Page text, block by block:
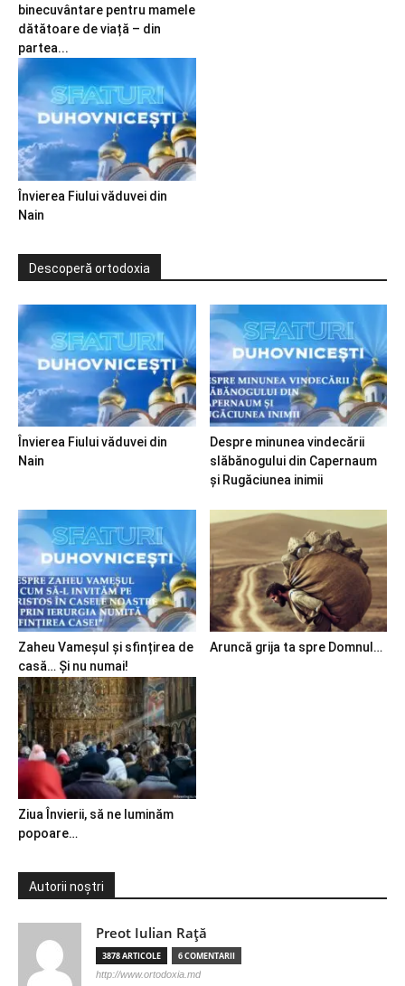
binecuvântare pentru mamele
dătătoare de viață – din
partea...
Învierea Fiului văduvei din
Nain
Descoperă ortodoxia
Învierea Fiului văduvei din
Nain
Despre minunea vindecării
slăbănogului din Capernaum
și Rugăciunea inimii
Zaheu Vameșul și sfințirea de
casă… Și nu numai!
Aruncă grija ta spre Domnul…
Ziua Învierii, să ne luminăm
popoare…
Autorii noștri
Preot Iulian Raţă
3878 ARTICOLE 6 COMENTARII
http://www.ortodoxia.md